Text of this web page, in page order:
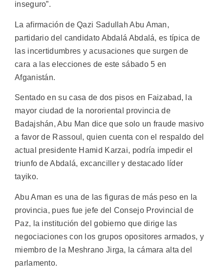
inseguro”.
La afirmación de Qazi Sadullah Abu Aman,
partidario del candidato Abdalá Abdalá, es típica de
las incertidumbres y acusaciones que surgen de
cara a las elecciones de este sábado 5 en
Afganistán.
Sentado en su casa de dos pisos en Faizabad, la
mayor ciudad de la nororiental provincia de
Badajshán, Abu Man dice que solo un fraude masivo
a favor de Rassoul, quien cuenta con el respaldo del
actual presidente Hamid Karzai, podría impedir el
triunfo de Abdalá, excanciller y destacado líder
tayiko.
Abu Aman es una de las figuras de más peso en la
provincia, pues fue jefe del Consejo Provincial de
Paz, la institución del gobierno que dirige las
negociaciones con los grupos opositores armados, y
miembro de la Meshrano Jirga, la cámara alta del
parlamento.